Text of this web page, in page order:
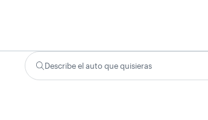
Describe el auto que quisieras